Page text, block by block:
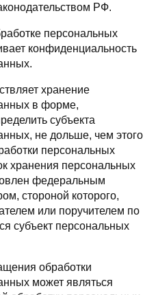
РФ.
персональных
конфиденциальность
хранение
в форме,
субъекта
не дольше, чем этого
персональных
хранения персональных
федеральным
стороной которого,
или поручителем по
субъект персональных
обработки
может являться